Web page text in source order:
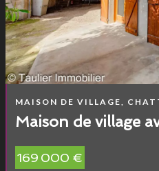
MAISON DE VILLAGE,
Maison de village
169 000 €